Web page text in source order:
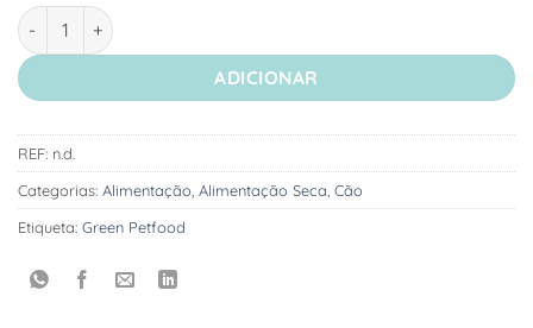
Quantidade de Green Petfood VeggieDog Grainfree - Ração
ADICIONAR
REF: n.d.
Categorias: Alimentação, Alimentação Seca, Cão
Etiqueta: Green Petfood